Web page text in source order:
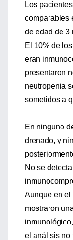
Los
comparables
de edad de 3
El 10% de
eran
presentaron
neutropenia
sometidos a
En ninguno
drenado, y
No se
Aunque en el
mostraron
el análisis no